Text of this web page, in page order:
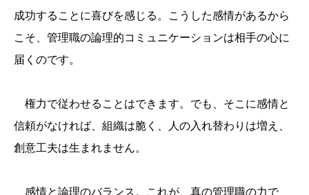
成功することに喜びを感じる。こうした感情があるから
こそ、管理職の論理的コミュニケーションは相手の心に
届くのです。
権力で従わせることはできます。でも、そこに感情と
信頼がなければ、組織は脆く、人の入れ替わりは増え、
創意工夫は生まれません。
感情と論理のバランス。これが、真の管理職の力で